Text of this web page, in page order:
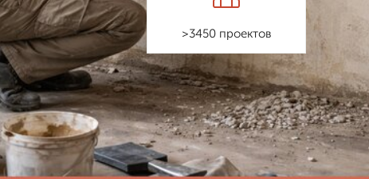
>3450 проектов